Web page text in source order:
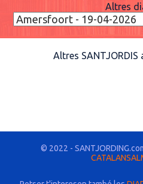
Altres
Altres SANTJORDIS
© 2022 -